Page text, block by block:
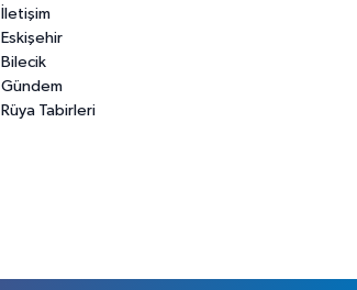
İletişim
Eskişehir
Bilecik
Gündem
Rüya Tabirleri